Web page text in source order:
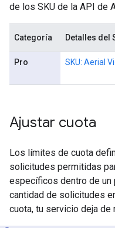
de los SKU de la API de
Categoría Detalles del
Pro SKU: Aerial
Ajustar cuota
Los límites de cuota
solicitudes permitidas
específicos dentro de un
cantidad de solicitudes
cuota, tu servicio deja